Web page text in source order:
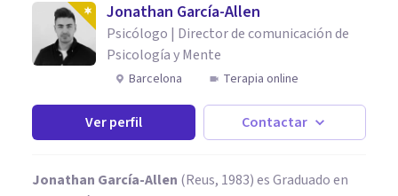
Jonathan García-Allen
Psicólogo | Director de comunicación de
Psicología y Mente
Barcelona Terapia online
Ver perfil Contactar
Jonathan García-Allen (Reus, 1983) es Graduado en